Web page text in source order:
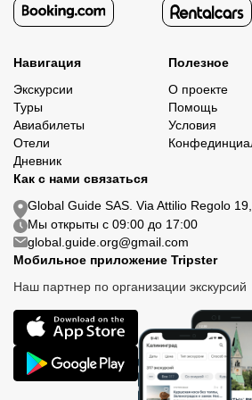
Навигация
Экскурсии
Туры
Авиабилеты
Отели
Дневник
Полезное
О проекте
Помощь
Условия
Как с нами связаться
Global Guide SAS. Via Attilio Regolo
Мы открыты с 09:00 до 17:00
global.guide.org@gmail.com
Мобильное приложение Tripster
Наш партнер по организации экскурсий